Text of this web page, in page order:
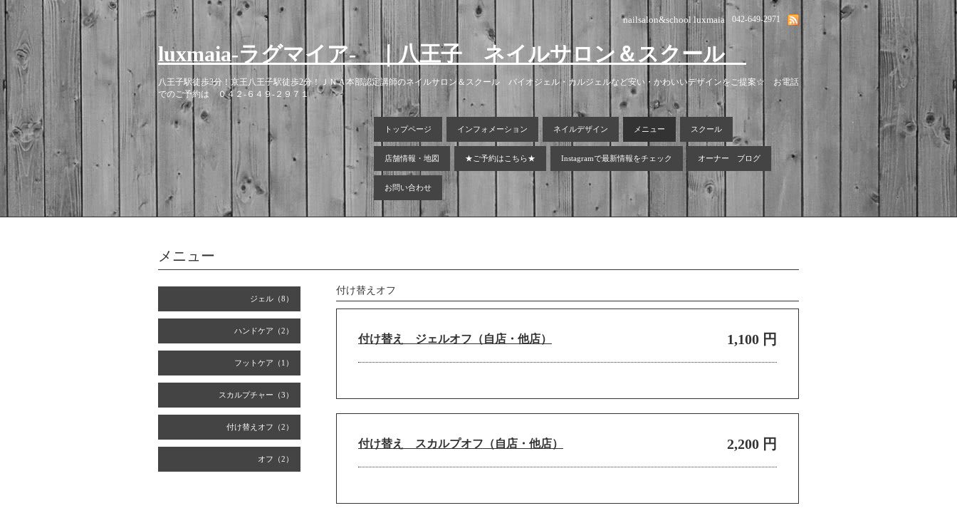
042-649-2971
nailsalon&school luxmaia
luxmaia-ラグマイア- ｜八王子 ネイルサロン＆スクール
八王子駅徒歩3分！京王八王子駅徒歩2分！ＪＮＡ本部認定講師のネイルサロン＆スクール バイオジェル・カルジェルなど安い・かわいいデザインをご提案☆ お電話
でのご予約は ０４２-６４９-２９７１
トップページ インフォメーション ネイルデザイン メニュー スクール
店舗情報・地図 ★ご予約はこちら★ Instagramで最新情報をチェック オーナー ブログ
お問い合わせ
ジェル（8）
ハンドケア（2）
フットケア（1）
スカルプチャー（3）
付け替えオフ（2）
オフ（2）
メニュー
付け替えオフ
1,100 円
付け替え ジェルオフ（自店・他店）
2,200 円
付け替え スカルプオフ（自店・他店）